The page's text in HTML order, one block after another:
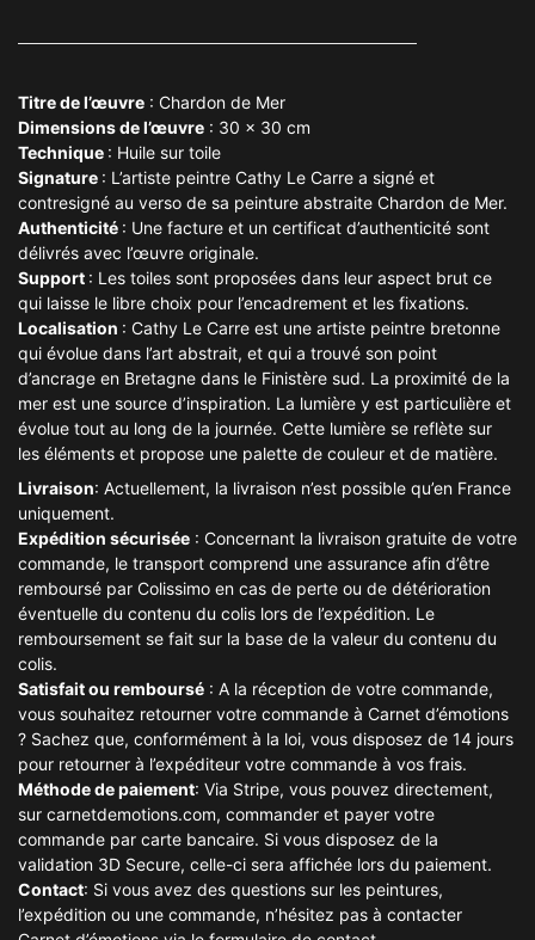
Titre de l’œuvre : Chardon de Mer
Dimensions de l’œuvre : 30 x 30 cm
Technique : Huile sur toile
Signature : L’artiste peintre Cathy Le Carre a signé et
contresigné au verso de sa peinture abstraite Chardon de Mer.
Authenticité : Une facture et un certificat d’authenticité sont
délivrés avec l’œuvre originale.
Support : Les toiles sont proposées dans leur aspect brut ce
qui laisse le libre choix pour l’encadrement et les fixations.
Localisation : Cathy Le Carre est une artiste peintre bretonne
qui évolue dans l’art abstrait, et qui a trouvé son point
d’ancrage en Bretagne dans le Finistère sud. La proximité de la
mer est une source d’inspiration. La lumière y est particulière et
évolue tout au long de la journée. Cette lumière se reflète sur
les éléments et propose une palette de couleur et de matière.
Livraison: Actuellement, la livraison n’est possible qu’en France
uniquement.
Expédition sécurisée : Concernant la livraison gratuite de votre
commande, le transport comprend une assurance afin d’être
remboursé par Colissimo en cas de perte ou de détérioration
éventuelle du contenu du colis lors de l’expédition. Le
remboursement se fait sur la base de la valeur du contenu du
colis.
Satisfait ou remboursé : A la réception de votre commande,
vous souhaitez retourner votre commande à Carnet d’émotions
? Sachez que, conformément à la loi, vous disposez de 14 jours
pour retourner à l’expéditeur votre commande à vos frais.
Méthode de paiement: Via Stripe, vous pouvez directement,
sur carnetdemotions.com, commander et payer votre
commande par carte bancaire. Si vous disposez de la
validation 3D Secure, celle-ci sera affichée lors du paiement.
Contact: Si vous avez des questions sur les peintures,
l’expédition ou une commande, n’hésitez pas à contacter